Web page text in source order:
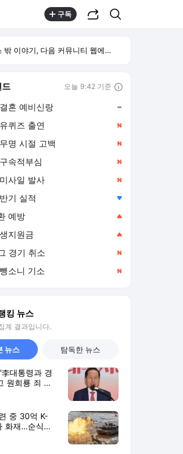
구독
이야기, 다음 커뮤니티 웹에서 보기
드 오늘 9:42 기준
혼 예비신랑
퀴즈 출연
명 시절 고백
속적부심
사일 발사
기 실적
예방
지원금
경기 취소
소니 기소
킹 뉴스
계 결과입니다.
뉴스 탐독한 뉴스
대통령과 경
원희룡 죄 뒤
중 30억 K-
화재…순식간
준'